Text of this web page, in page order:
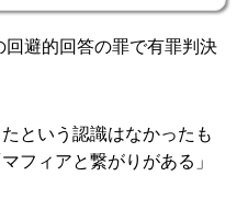
避的回答の罪で有罪判決
という認識はなかったも
フィアと繋がりがある」